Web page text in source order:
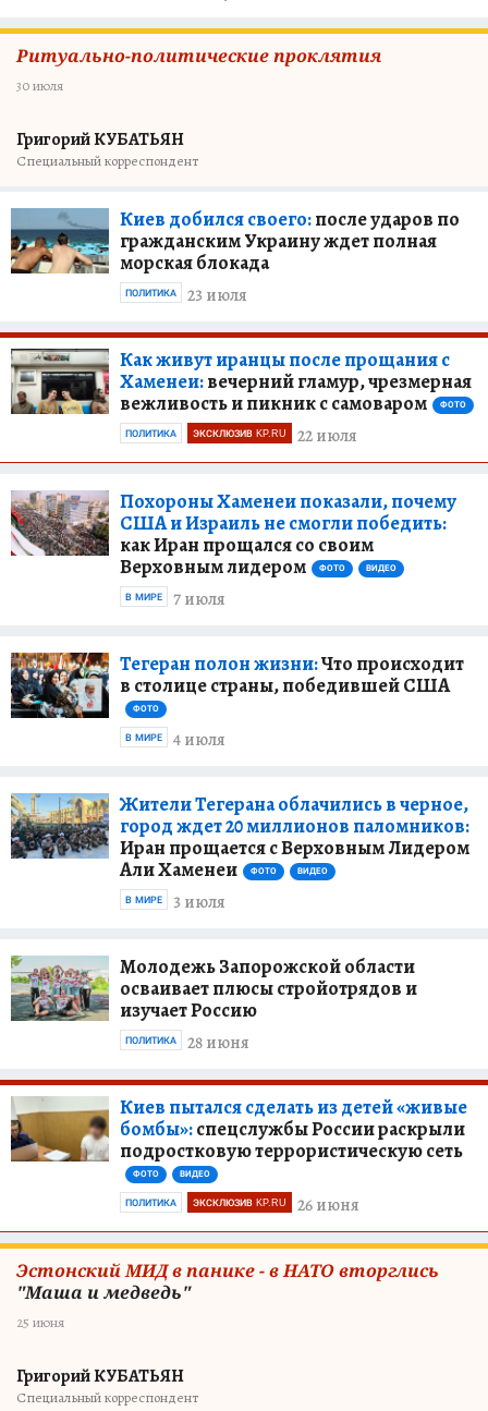
Ритуально-политические проклятия
30 июля
Григорий КУБАТЬЯН
Специальный корреспондент
Киев добился своего:после ударов по
гражданским Украину ждет полная
морская блокада
23 июля
ПОЛИТИКА
Как живут иранцы после прощания с
Хаменеи:вечерний гламур, чрезмерная
вежливость и пикник с самоваром
ФОТО
22 июля
ПОЛИТИКА ЭКСКЛЮЗИВ KP.RU
Похороны Хаменеи показали, почему
США и Израиль не смогли победить:
как Иран прощался со своим
Верховным лидером
ФОТО ВИДЕО
7 июля
В МИРЕ
Тегеран полон жизни:Что происходит
в столице страны, победившей США
ФОТО
4 июля
В МИРЕ
Жители Тегерана облачились в черное,
город ждет 20 миллионов паломников:
Иран прощается с Верховным Лидером
Али Хаменеи
ФОТО ВИДЕО
3 июля
В МИРЕ
Молодежь Запорожской области
осваивает плюсы стройотрядов и
изучает Россию
28 июня
ПОЛИТИКА
Киев пытался сделать из детей «живые
бомбы»:спецслужбы России раскрыли
подростковую террористическую сеть
ФОТО ВИДЕО
26 июня
ПОЛИТИКА ЭКСКЛЮЗИВ KP.RU
Эстонский МИД в панике - в НАТО вторглись
"Маша и медведь"
25 июня
Григорий КУБАТЬЯН
Специальный корреспондент